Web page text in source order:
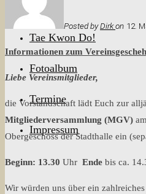
Theorie
Tae Kwon Do!
Fotoalbum
Termine
Impressum
Posted byDirkon 12.
Informationen zum
Liebe Vereinsmitglieder,
die Vorstandschaft lädt Euch zur
Mitgliederversammlung (MGV)
Obergeschoss der Stadthalle ein
Beginn: 13.30 Uhr Ende bis ca.
Wir würden uns über ein